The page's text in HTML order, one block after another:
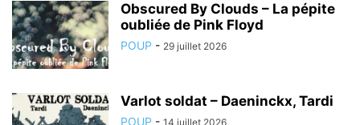
Obscured By Clouds – La pépite
oubliée de Pink Floyd
POUP - 29 juillet 2026
Varlot soldat – Daeninckx, Tardi
POUP - 14 juillet 2026